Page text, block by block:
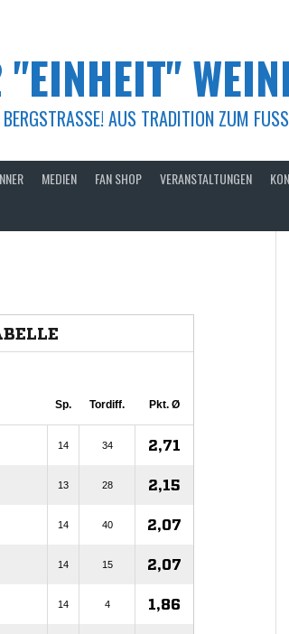
AUS TRADITION ZUM
MEDIEN FAN SHOP VERANSTALTUNGEN